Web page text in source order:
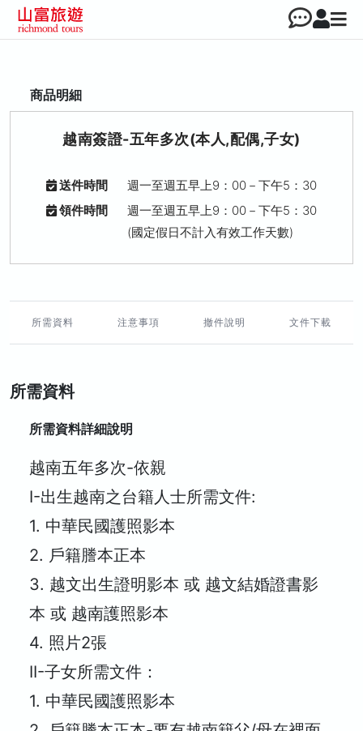
商品明細
越南簽證-五年多次(本人,配偶,子女)
送件時間
週一至週五早上9：00－下午5：30
領件時間
週一至週五早上9：00－下午5：30
(國定假日不計入有效工作天數)
所需資料 注意事項 撤件說明 文件下載
所需資料
所需資料詳細說明
越南五年多次-依親
I-出生越南之台籍人士所需文件:
1. 中華民國護照影本
2. 戶籍謄本正本
3. 越文出生證明影本 或 越文結婚證書影
本 或 越南護照影本
4. 照片2張
II-子女所需文件：
1. 中華民國護照影本